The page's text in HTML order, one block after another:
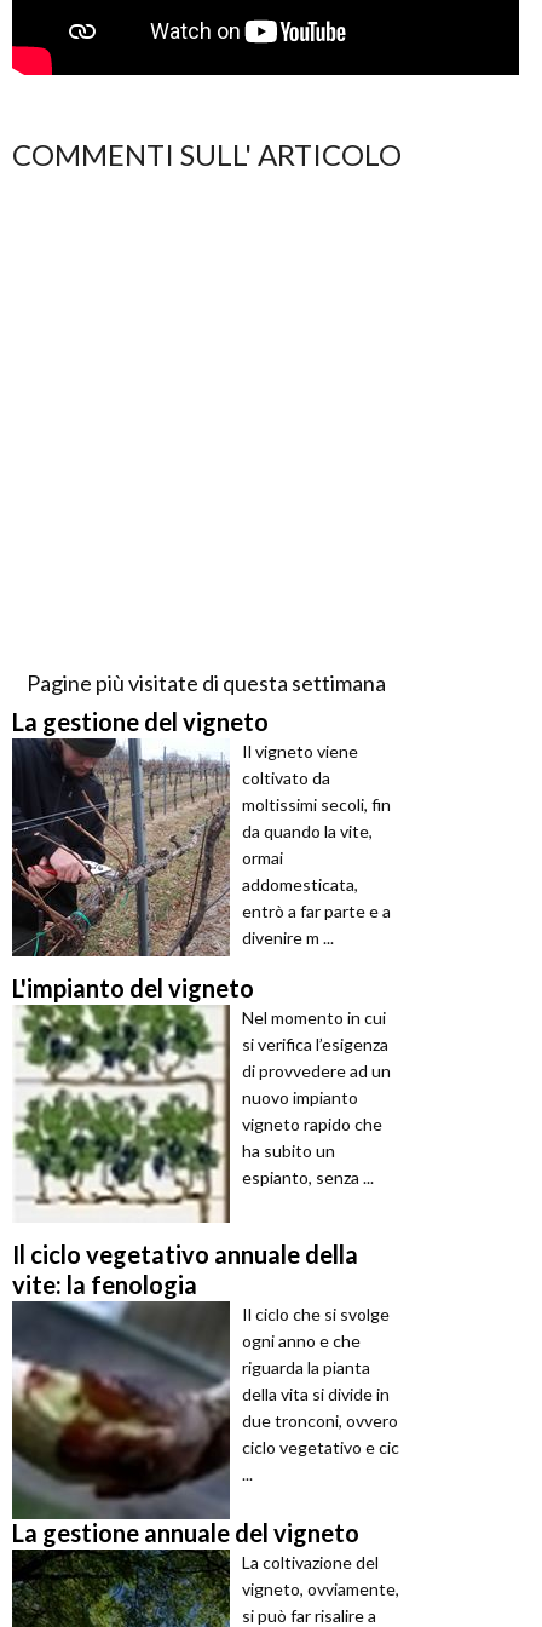
COMMENTI SULL' ARTICOLO
Pagine più visitate di questa settimana
La gestione del vigneto
Il vigneto viene
coltivato da
moltissimi secoli, fin
da quando la vite,
ormai
addomesticata,
entrò a far parte e a
divenire m ...
L'impianto del vigneto
Nel momento in cui
si verifica l’esigenza
di provvedere ad un
nuovo impianto
vigneto rapido che
ha subito un
espianto, senza ...
Il ciclo vegetativo annuale della
vite: la fenologia
Il ciclo che si svolge
ogni anno e che
riguarda la pianta
della vita si divide in
due tronconi, ovvero
ciclo vegetativo e cic
...
La gestione annuale del vigneto
La coltivazione del
vigneto, ovviamente,
si può far risalire a